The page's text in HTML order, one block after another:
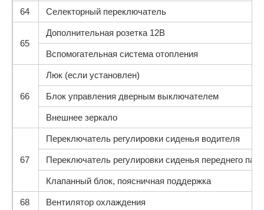
64 Селекторный переключатель
65
Дополнительная розетка 12В
Вспомогательная система отопления
66
Люк (если установлен)
Блок управления дверным выключателем
Внешнее зеркало
67
Переключатель регулировки сиденья водителя
Переключатель регулировки сиденья переднего
Клапанный блок, поясничная поддержка
68 Вентилятор охлаждения